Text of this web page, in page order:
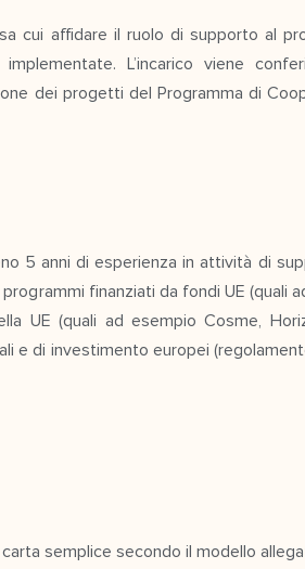
cui affidare il ruolo di supporto al
L’incarico viene
dei progetti del Programma di
5 anni di esperienza in attività di
finanziati da fondi UE (quali
UE (quali ad esempio Cosme,
di investimento europei
semplice secondo il modello